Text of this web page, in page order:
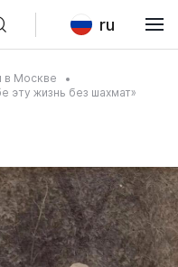
ru
в Москве
эту жизнь без шахмат»